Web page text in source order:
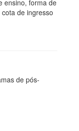
ensino, forma de
de ingresso
de pós-